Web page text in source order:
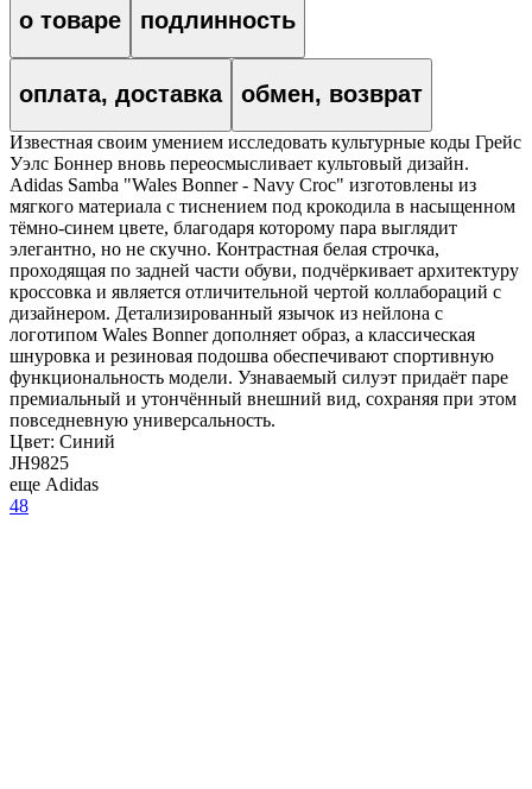
о товаре подлинность
оплата, доставка обмен, возврат
Известная своим умением исследовать культурные коды Грейс
Уэлс Боннер вновь переосмысливает культовый дизайн.
Adidas Samba "Wales Bonner - Navy Croc" изготовлены из
мягкого материала с тиснением под крокодила в насыщенном
тёмно-синем цвете, благодаря которому пара выглядит
элегантно, но не скучно. Контрастная белая строчка,
проходящая по задней части обуви, подчёркивает архитектуру
кроссовка и является отличительной чертой коллабораций с
дизайнером. Детализированный язычок из нейлона с
логотипом Wales Bonner дополняет образ, а классическая
шнуровка и резиновая подошва обеспечивают спортивную
функциональность модели. Узнаваемый силуэт придаёт паре
премиальный и утончённый внешний вид, сохраняя при этом
повседневную универсальность.
Цвет: Синий
JH9825
еще Adidas
48